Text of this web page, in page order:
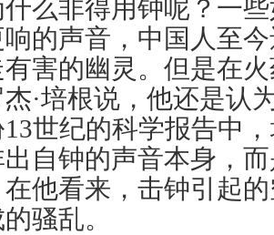
非得用钟呢？一些
的声音，中国人至
害的幽灵。但是在
杰·培根说，他还是认
13世纪的科学报告中
自钟的声音本身，
他看来，击钟引起
骚乱。